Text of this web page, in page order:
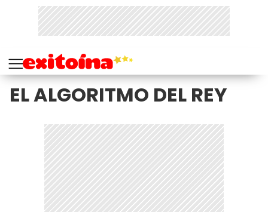
EL ALGORITMO DEL REY